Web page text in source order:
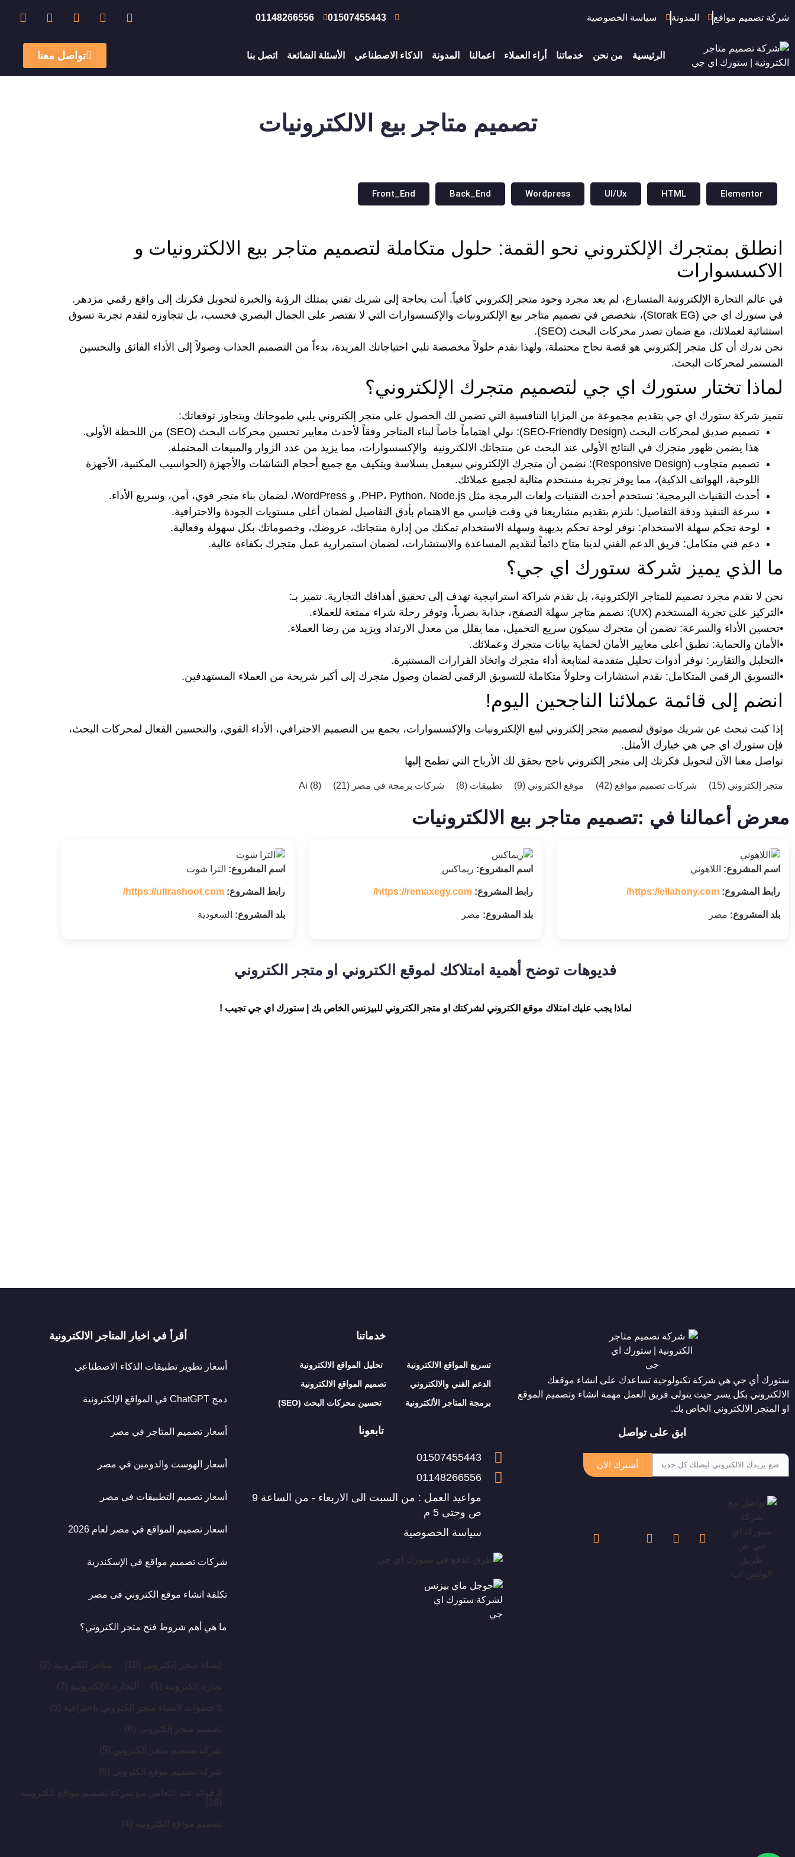
شركة تصميم مواقع المدونة سياسة الخصوصية 01507455443
01148266556
الرئيسية من نحن خدماتنا أراء العملاء اعمالنا المدونة الذكاء الاصطناعي الأسئلة الشائعة اتصل بنا تواصل معنا
تصميم متاجر بيع الالكترونيات
Elementor
HTML
UI/Ux
Wordpress
Back_End
Front_End
انطلق بمتجرك الإلكتروني نحو القمة: حلول متكاملة لتصميم متاجر بيع الالكترونيات و
الاكسسوارات
في عالم التجارة الإلكترونية المتسارع، لم يعد مجرد وجود متجر إلكتروني كافياً. أنت بحاجة إلى شريك تقني يمتلك الرؤية والخبرة لتحويل فكرتك إلى واقع رقمي مزدهر.
في ستورك اي جي (Storak EG) ، نتخصص في تصميم متاجر بيع الإلكترونيات والإكسسوارات التي لا تقتصر على الجمال البصري فحسب، بل تتجاوزه لتقدم تجربة تسوق
استثنائية لعملائك، مع ضمان تصدر محركات البحث (SEO)
.
نحن ندرك أن كل متجر إلكتروني هو قصة نجاح محتملة، ولهذا نقدم حلولاً مخصصة تلبي احتياجاتك الفريدة، بدءاً من التصميم الجذاب وصولاً إلى الأداء الفائق والتحسين
المستمر لمحركات البحث.
لماذا تختار ستورك اي جي لتصميم متجرك الإلكتروني؟
تتميز شركة ستورك اي جي بتقديم مجموعة من المزايا التنافسية التي تضمن لك الحصول على متجر إلكتروني يلبي طموحاتك ويتجاوز توقعاتك:
تصميم صديق لمحركات البحث (SEO-Friendly Design):
نولي اهتماماً خاصاً لبناء المتاجر وفقاً لأحدث معايير تحسين محركات البحث (SEO)
من اللحظة الأولى.
هذا يضمن ظهور متجرك في النتائج الأولى عند البحث عن منتجاتك الالكترونية والإكسسوارات، مما يزيد من عدد الزوار والمبيعات المحتملة.
تصميم متجاوب (Responsive Design):
نضمن أن متجرك الإلكتروني سيعمل بسلاسة ويتكيف مع جميع أحجام الشاشات والأجهزة (الحواسيب المكتبية، الأجهزة
اللوحية، الهواتف الذكية)، مما يوفر تجربة مستخدم مثالية لجميع عملائك.
أحدث التقنيات البرمجية: نستخدم أحدث التقنيات ولغات البرمجة مثل PHP، Python، Node.js، و WordPress، لضمان بناء متجر قوي، آمن، وسريع الأداء.
سرعة التنفيذ ودقة التفاصيل: نلتزم بتقديم مشاريعنا في وقت قياسي مع الاهتمام بأدق التفاصيل لضمان أعلى مستويات الجودة والاحترافية.
لوحة تحكم سهلة الاستخدام: نوفر لوحة تحكم بديهية وسهلة الاستخدام تمكنك من إدارة منتجاتك، عروضك، وخصوماتك بكل سهولة وفعالية.
دعم فني متكامل: فريق الدعم الفني لدينا متاح دائماً لتقديم المساعدة والاستشارات، لضمان استمرارية عمل متجرك بكفاءة عالية.
ما الذي يميز شركة ستورك اي جي؟
نحن لا نقدم مجرد تصميم للمتاجر الإلكترونية، بل نقدم شراكة استراتيجية تهدف إلى تحقيق أهدافك التجارية. نتميز بـ:
• التركيز على تجربة المستخدم (UX):
نصمم متاجر سهلة التصفح، جذابة بصرياً، وتوفر رحلة شراء ممتعة للعملاء.
•تحسين الأداء والسرعة: نضمن أن متجرك سيكون سريع التحميل، مما يقلل من معدل الارتداد ويزيد من رضا العملاء.
• الأمان والحماية: نطبق أعلى معايير الأمان لحماية بيانات متجرك وعملائك.
• التحليل والتقارير: نوفر أدوات تحليل متقدمة لمتابعة أداء متجرك واتخاذ القرارات المستنيرة.
• التسويق الرقمي المتكامل: نقدم استشارات وحلولاً متكاملة للتسويق الرقمي لضمان وصول متجرك إلى أكبر شريحة من العملاء المستهدفين.
انضم إلى قائمة عملائنا الناجحين اليوم!
إذا كنت تبحث عن شريك موثوق لتصميم متجر إلكتروني لبيع الإلكترونيات والإكسسوارات، يجمع بين التصميم الاحترافي، الأداء القوي، والتحسين الفعال لمحركات البحث،
فإن ستورك اي جي هي خيارك الأمثل.
تواصل معنا الآن لتحويل فكرتك إلى متجر إلكتروني ناجح يحقق لك الأرباح التي تطمح إليها
متجر إلكتروني (15) شركات تصميم مواقع (42) موقع الكتروني (9) تطبيقات (8) شركات برمجة في مصر (21)
Ai (8)
معرض أعمالنا في :تصميم متاجر بيع الالكترونيات
اسم المشروع: اللاهوني
رابط المشروع: https://ellahony.com/
بلد المشروع: مصر
اسم المشروع: ريماكس
رابط المشروع: https://remaxegy.com/
بلد المشروع: مصر
اسم المشروع: الترا شوت
رابط المشروع: https://ultrashoot.com/
بلد المشروع: السعودية
فديوهات توضح أهمية امتلاكك لموقع الكتروني او متجر الكتروني
لماذا يجب عليك امتلاك موقع الكتروني لشركتك او متجر الكتروني للبيزنس الخاص بك | ستورك اي جي تجيب !
ستورك أي جي هي شركة تكنولوجية تساعدك على انشاء موقعك
الالكتروني بكل يسر حيث يتولى فريق العمل مهمة انشاء وتصميم الموقع
او المتجر الالكتروني الخاص بك.
ابق على تواصل
أشترك الان
خدماتنا
تسريع المواقع الالكترونية
تحليل المواقع الالكترونية
الدعم الفني والالكتروني
تصميم المواقع الالكترونية
برمجة المتاجر الألكترونية
تحسين محركات البحث (SEO)
تابعونا
01507455443
01148266556
مواعيد العمل : من السبت الى الاربعاء - من الساعة 9
ص وحتى 5 م
سياسة الخصوصية
أقرأ في اخبار المتاجر الالكترونية
أسعار تطوير تطبيقات الذكاء الاصطناعي
دمج ChatGPT في المواقع الإلكترونية
أسعار تصميم المتاجر في مصر
أسعار الهوست والدومين في مصر
أسعار تصميم التطبيقات في مصر
اسعار تصميم المواقع في مصر لعام 2026
شركات تصميم مواقع في الإسكندرية
تكلفة انشاء موقع الكتروني فى مصر
ما هي أهم شروط فتح متجر الكتروني؟
إنشاء متجر إلكتروني متاجر الكترونية
تجارة إلكترونية التجارة الإلكترونية
5 خطوات لانشاء متجر إلكتروني بإحترافية
تصميم متجر إلكتروني
شركة تصميم متجر إلكتروني
شركة تصميم موقع الكتروني
3 فوائد عند التعامل مع شركة تصميم مواقع الكترونية
تصميم مواقع الكترونية